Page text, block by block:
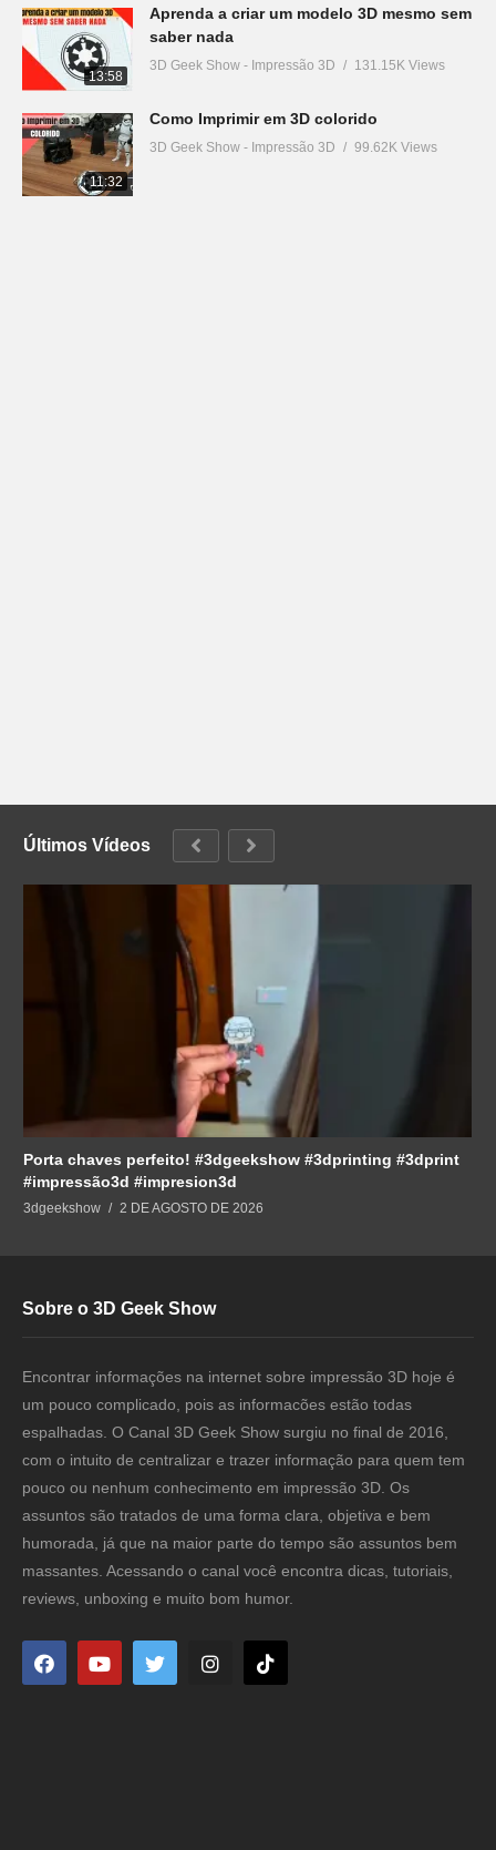
13:58
Aprenda a criar um modelo 3D mesmo sem
saber nada
3D Geek Show - Impressão 3D 131.15K Views
11:32
Como Imprimir em 3D colorido
3D Geek Show - Impressão 3D 99.62K Views
Últimos Vídeos
Porta chaves perfeito! #3dgeekshow #3dprinting #3dprint
#impressão3d #impresion3d
3dgeekshow 2 DE AGOSTO DE 2026
Sobre o 3D Geek Show
Encontrar informações na internet sobre impressão 3D hoje é
um pouco complicado, pois as informacões estão todas
espalhadas. O Canal 3D Geek Show surgiu no final de 2016,
com o intuito de centralizar e trazer informação para quem tem
pouco ou nenhum conhecimento em impressão 3D. Os
assuntos são tratados de uma forma clara, objetiva e bem
humorada, já que na maior parte do tempo são assuntos bem
massantes. Acessando o canal você encontra dicas, tutoriais,
reviews, unboxing e muito bom humor.